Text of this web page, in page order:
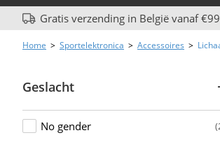
Gratis verzending in België vanaf €99
Home > Sportelektronica > Accessoires >
Geslacht
No gender